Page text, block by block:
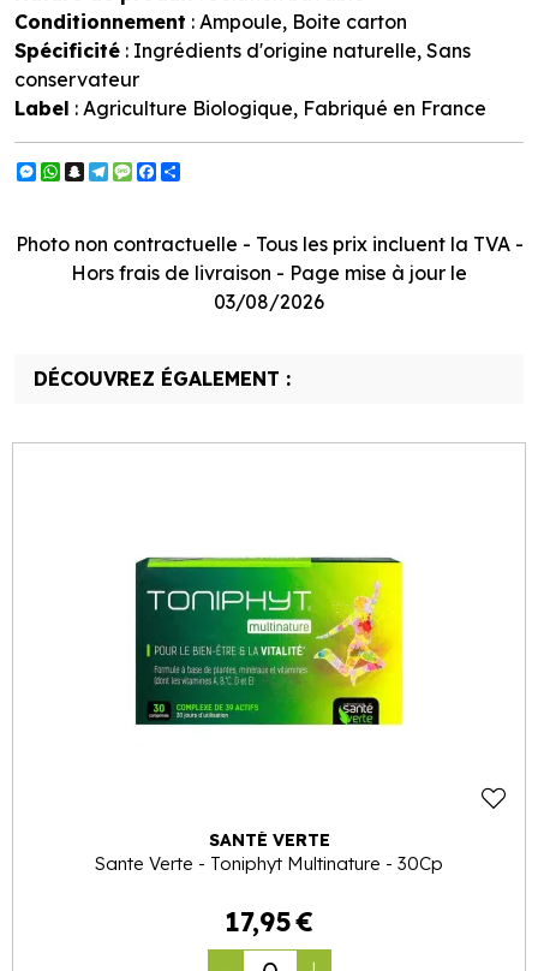
Conditionnement : Ampoule, Boite carton
Spécificité : Ingrédients d'origine naturelle, Sans
conservateur
Label : Agriculture Biologique, Fabriqué en France
Messenger
WhatsApp
Snapchat
Telegram
Message
Facebook
Photo non contractuelle - Tous les prix incluent la TVA -
Hors frais de livraison - Page mise à jour le
03/08/2026
DÉCOUVREZ ÉGALEMENT :
SANTÉ VERTE
Sante Verte - Toniphyt Multinature - 30Cp
17,95€